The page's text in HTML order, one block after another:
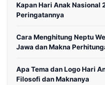
Kapan Hari Anak Nasional
Peringatannya
Cara Menghitung Neptu
Jawa dan Makna
Apa Tema dan Logo Hari
Filosofi dan Maknanya